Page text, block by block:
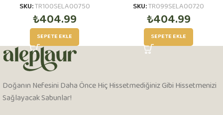
SKU:TR100SELA00750
₺404.99
SEPETE EKLE
SKU:TR099SELA00720
₺404.99
SEPETE EKLE
Doğanın Nefesini Daha Önce Hiç Hissetmediğiniz Gibi Hissetmenizi
Sağlayacak Sabunlar!